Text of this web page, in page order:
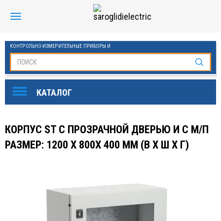
КОНТРОЛЬНО-ИЗМЕРИТЕЛЬНЫЕ ПРИБОРЫ И
ОБОРУДОВАНИЕ ДЛЯ БАССЕЙНОВ
DKC
КОРПУС ST С ПРОЗРАЧНОЙ ДВЕРЬЮ И С М/П
РАЗМЕР: 1200 X 800X 400 ММ (В Х Ш Х Г)